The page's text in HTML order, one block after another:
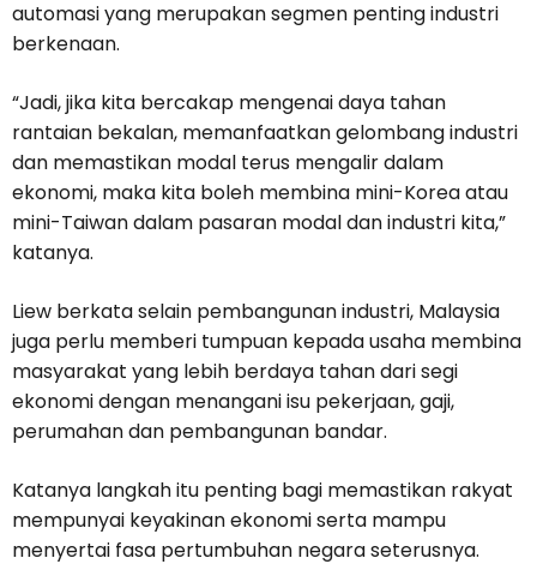
automasi yang merupakan segmen penting industri
berkenaan.
“Jadi, jika kita bercakap mengenai daya tahan
rantaian bekalan, memanfaatkan gelombang industri
dan memastikan modal terus mengalir dalam
ekonomi, maka kita boleh membina mini-Korea atau
mini-Taiwan dalam pasaran modal dan industri kita,”
katanya.
Liew berkata selain pembangunan industri, Malaysia
juga perlu memberi tumpuan kepada usaha membina
masyarakat yang lebih berdaya tahan dari segi
ekonomi dengan menangani isu pekerjaan, gaji,
perumahan dan pembangunan bandar.
Katanya langkah itu penting bagi memastikan rakyat
mempunyai keyakinan ekonomi serta mampu
menyertai fasa pertumbuhan negara seterusnya.